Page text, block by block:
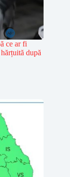
ce ar fi
după